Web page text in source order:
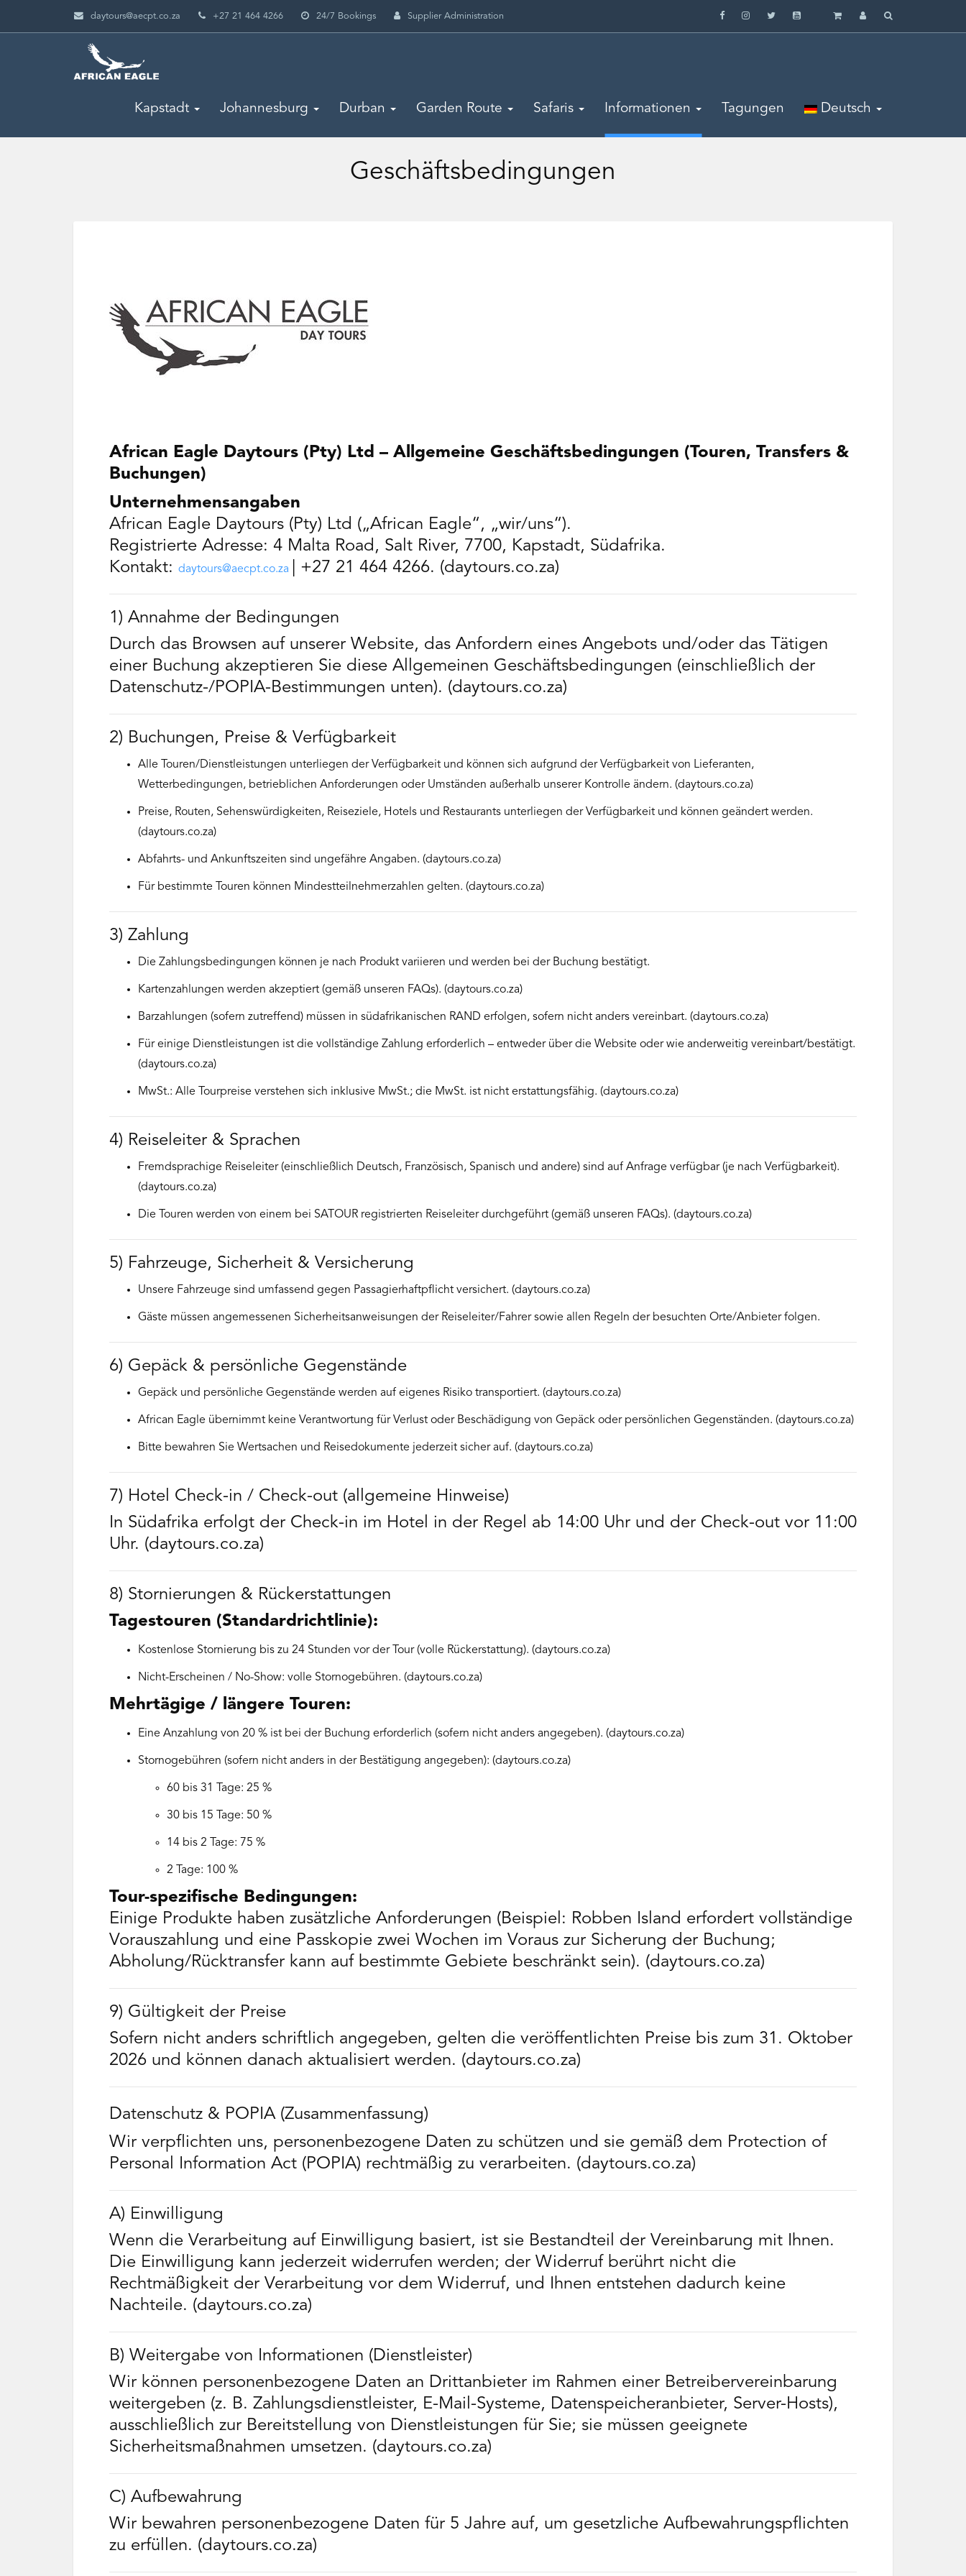
daytours@aecpt.co.za +27 21 464 4266 24/7 Bookings Supplier Administration
Kapstadt Johannesburg Durban Garden Route Safaris Informationen Tagungen Deutsch
Geschäftsbedingungen
African Eagle Daytours (Pty) Ltd – Allgemeine Geschäftsbedingungen (Touren, Transfers &
Buchungen)
Unternehmensangaben
African Eagle Daytours (Pty) Ltd („African Eagle“, „wir/uns“).
Registrierte Adresse: 4 Malta Road, Salt River, 7700, Kapstadt, Südafrika.
Kontakt: daytours@aecpt.co.za | +27 21 464 4266. (daytours.co.za)
1) Annahme der Bedingungen
Durch das Browsen auf unserer Website, das Anfordern eines Angebots und/oder das Tätigen
einer Buchung akzeptieren Sie diese Allgemeinen Geschäftsbedingungen (einschließlich der
Datenschutz-/POPIA-Bestimmungen unten). (daytours.co.za)
2) Buchungen, Preise & Verfügbarkeit
Alle Touren/Dienstleistungen unterliegen der Verfügbarkeit und können sich aufgrund der Verfügbarkeit von Lieferanten,
Wetterbedingungen, betrieblichen Anforderungen oder Umständen außerhalb unserer Kontrolle ändern. (daytours.co.za)
Preise, Routen, Sehenswürdigkeiten, Reiseziele, Hotels und Restaurants unterliegen der Verfügbarkeit und können geändert werden.
(daytours.co.za)
Abfahrts- und Ankunftszeiten sind ungefähre Angaben. (daytours.co.za)
Für bestimmte Touren können Mindestteilnehmerzahlen gelten. (daytours.co.za)
3) Zahlung
Die Zahlungsbedingungen können je nach Produkt variieren und werden bei der Buchung bestätigt.
Kartenzahlungen werden akzeptiert (gemäß unseren FAQs). (daytours.co.za)
Barzahlungen (sofern zutreffend) müssen in südafrikanischen RAND erfolgen, sofern nicht anders vereinbart. (daytours.co.za)
Für einige Dienstleistungen ist die vollständige Zahlung erforderlich – entweder über die Website oder wie anderweitig vereinbart/bestätigt.
(daytours.co.za)
MwSt.: Alle Tourpreise verstehen sich inklusive MwSt.; die MwSt. ist nicht erstattungsfähig. (daytours.co.za)
4) Reiseleiter & Sprachen
Fremdsprachige Reiseleiter (einschließlich Deutsch, Französisch, Spanisch und andere) sind auf Anfrage verfügbar (je nach Verfügbarkeit).
(daytours.co.za)
Die Touren werden von einem bei SATOUR registrierten Reiseleiter durchgeführt (gemäß unseren FAQs). (daytours.co.za)
5) Fahrzeuge, Sicherheit & Versicherung
Unsere Fahrzeuge sind umfassend gegen Passagierhaftpflicht versichert. (daytours.co.za)
Gäste müssen angemessenen Sicherheitsanweisungen der Reiseleiter/Fahrer sowie allen Regeln der besuchten Orte/Anbieter folgen.
6) Gepäck & persönliche Gegenstände
Gepäck und persönliche Gegenstände werden auf eigenes Risiko transportiert. (daytours.co.za)
African Eagle übernimmt keine Verantwortung für Verlust oder Beschädigung von Gepäck oder persönlichen Gegenständen. (daytours.co.za)
Bitte bewahren Sie Wertsachen und Reisedokumente jederzeit sicher auf. (daytours.co.za)
7) Hotel Check-in / Check-out (allgemeine Hinweise)
In Südafrika erfolgt der Check-in im Hotel in der Regel ab 14:00 Uhr und der Check-out vor 11:00
Uhr. (daytours.co.za)
8) Stornierungen & Rückerstattungen
Tagestouren (Standardrichtlinie):
Kostenlose Stornierung bis zu 24 Stunden vor der Tour (volle Rückerstattung). (daytours.co.za)
Nicht-Erscheinen / No-Show: volle Stornogebühren. (daytours.co.za)
Mehr­tägige / längere Touren:
Eine Anzahlung von 20 % ist bei der Buchung erforderlich (sofern nicht anders angegeben). (daytours.co.za)
Stornogebühren (sofern nicht anders in der Bestätigung angegeben): (daytours.co.za)
60 bis 31 Tage: 25 %
30 bis 15 Tage: 50 %
14 bis 2 Tage: 75 %
2 Tage: 100 %
Tour-spezifische Bedingungen:
Einige Produkte haben zusätzliche Anforderungen (Beispiel: Robben Island erfordert vollständige
Vorauszahlung und eine Passkopie zwei Wochen im Voraus zur Sicherung der Buchung;
Abholung/Rücktransfer kann auf bestimmte Gebiete beschränkt sein). (daytours.co.za)
9) Gültigkeit der Preise
Sofern nicht anders schriftlich angegeben, gelten die veröffentlichten Preise bis zum 31. Oktober
2026 und können danach aktualisiert werden. (daytours.co.za)
Datenschutz & POPIA (Zusammenfassung)
Wir verpflichten uns, personenbezogene Daten zu schützen und sie gemäß dem Protection of
Personal Information Act (POPIA) rechtmäßig zu verarbeiten. (daytours.co.za)
A) Einwilligung
Wenn die Verarbeitung auf Einwilligung basiert, ist sie Bestandteil der Vereinbarung mit Ihnen.
Die Einwilligung kann jederzeit widerrufen werden; der Widerruf berührt nicht die
Rechtmäßigkeit der Verarbeitung vor dem Widerruf, und Ihnen entstehen dadurch keine
Nachteile. (daytours.co.za)
B) Weitergabe von Informationen (Dienstleister)
Wir können personenbezogene Daten an Drittanbieter im Rahmen einer Betreibervereinbarung
weitergeben (z. B. Zahlungsdienstleister, E-Mail-Systeme, Datenspeicheranbieter, Server-Hosts),
ausschließlich zur Bereitstellung von Dienstleistungen für Sie; sie müssen geeignete
Sicherheitsmaßnahmen umsetzen. (daytours.co.za)
C) Aufbewahrung
Wir bewahren personenbezogene Daten für 5 Jahre auf, um gesetzliche Aufbewahrungspflichten
zu erfüllen. (daytours.co.za)